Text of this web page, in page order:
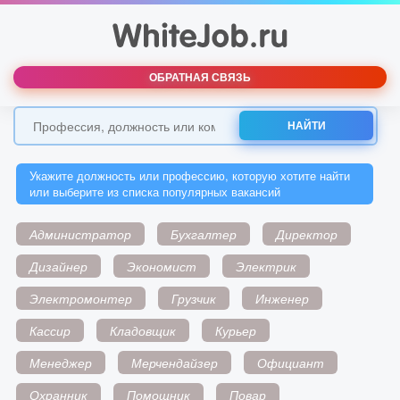
ОБРАТНАЯ СВЯЗЬ
НАЙТИ
Укажите должность или профессию, которую хотите найти
или выберите из списка популярных вакансий
Администратор Бухгалтер
Директор
Дизайнер
Экономист
Электрик
Электромонтер
Грузчик
Инженер
Кассир
Кладовщик
Курьер
Менеджер
Мерчендайзер
Официант
Охранник
Помощник Повар